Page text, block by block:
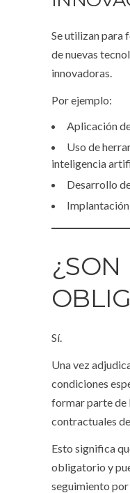
Se utilizan para
de nuevas
innovadoras.
Por ejemplo:
Aplicación
Uso de
inteligencia
Desarrollo
¿SON
Sí.
Una vez
condiciones
formar parte de
contractuales
Esto significa
obligatorio y
seguimiento